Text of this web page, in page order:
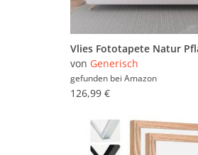
von Generisch
gefunden bei Amazon
126,99 €